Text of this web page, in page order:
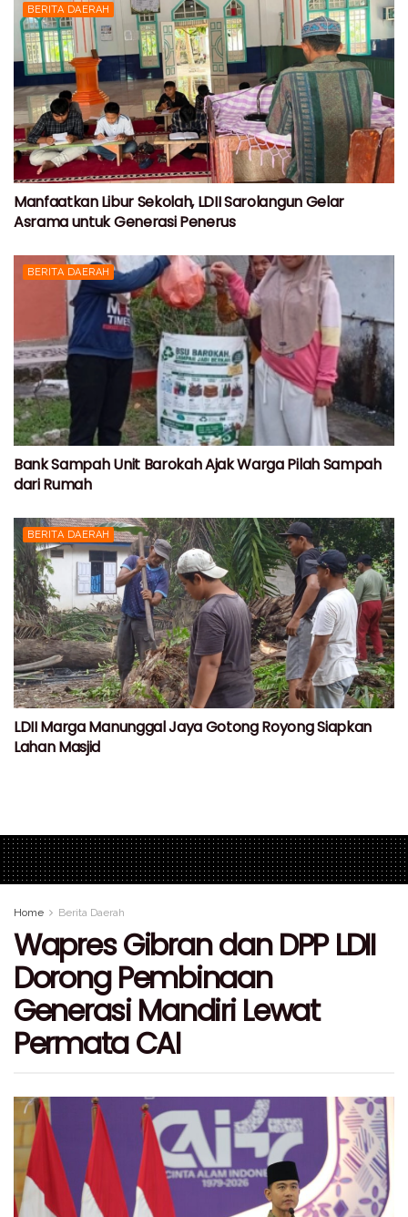
BERITA DAERAH
Manfaatkan Libur Sekolah, LDII Sarolangun Gelar
Asrama untuk Generasi Penerus
BERITA DAERAH
Bank Sampah Unit Barokah Ajak Warga Pilah Sampah
dari Rumah
BERITA DAERAH
LDII Marga Manunggal Jaya Gotong Royong Siapkan
Lahan Masjid
Home Berita Daerah
Wapres Gibran dan DPP LDII
Dorong Pembinaan
Generasi Mandiri Lewat
Permata CAI